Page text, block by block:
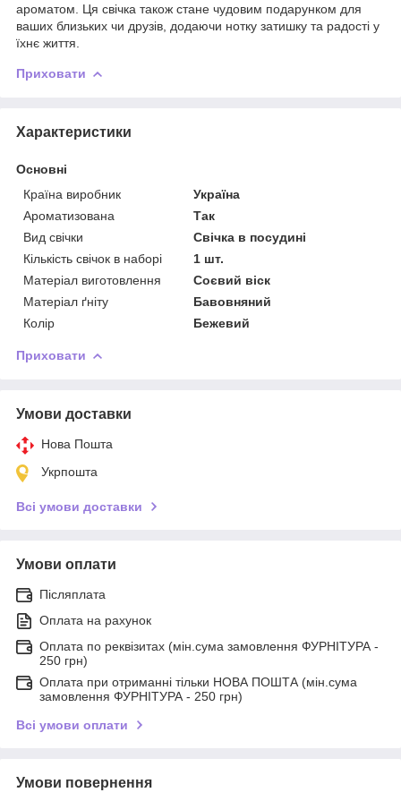
ароматом. Ця свічка також стане чудовим подарунком для
ваших близьких чи друзів, додаючи нотку затишку та радості у
їхнє життя.
Приховати
Характеристики
Основні
Країна виробник
Україна
Ароматизована
Так
Вид свічки
Свічка в посудині
Кількість свічок в наборі
1 шт.
Матеріал виготовлення
Соєвий віск
Матеріал ґніту
Бавовняний
Колір
Бежевий
Приховати
Умови доставки
Нова Пошта
Укрпошта
Всі умови доставки
Умови оплати
Післяплата
Оплата на рахунок
Оплата по реквізитах (мін.сума замовлення ФУРНІТУРА -
250 грн)
Оплата при отриманні тільки НОВА ПОШТА (мін.сума
замовлення ФУРНІТУРА - 250 грн)
Всі умови оплати
Умови повернення